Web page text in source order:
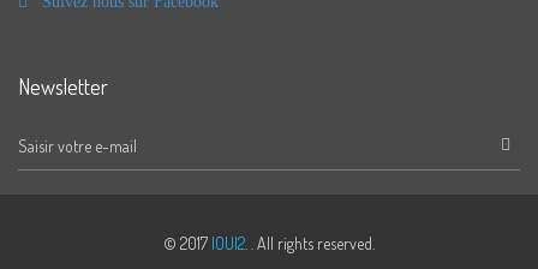
Newsletter
© 2017 IOUI2 . . All rights reserved.